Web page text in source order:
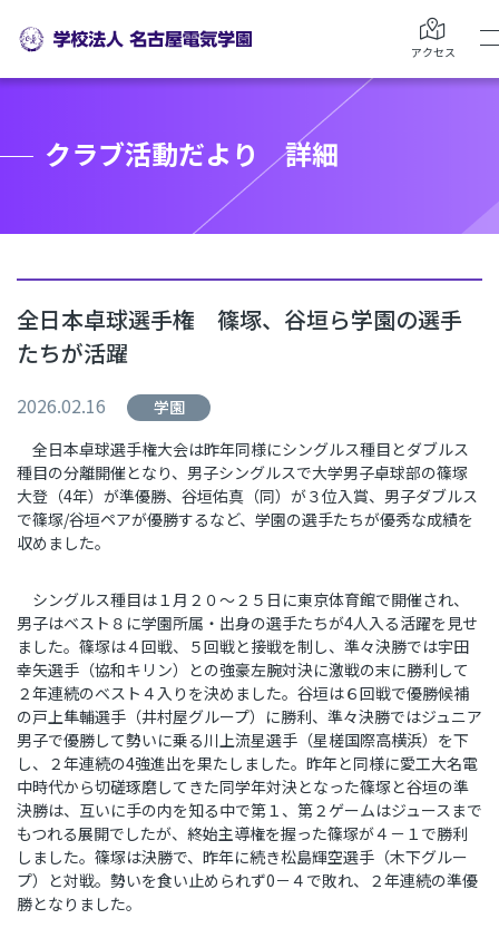
アクセス
クラブ活動だより 詳細
全日本卓球選手権 篠塚、谷垣ら学園の選手
たちが活躍
2026.02.16
学園
全日本卓球選手権大会は昨年同様にシングルス種目とダブルス
種目の分離開催となり、男子シングルスで大学男子卓球部の篠塚
大登（4年）が準優勝、谷垣佑真（同）が３位入賞、男子ダブルス
で篠塚/谷垣ペアが優勝するなど、学園の選手たちが優秀な成績を
収めました。
シングルス種目は１月２０〜２５日に東京体育館で開催され、
男子はベスト８に学園所属・出身の選手たちが4人入る活躍を見せ
ました。篠塚は４回戦、５回戦と接戦を制し、準々決勝では宇田
幸矢選手（協和キリン）との強豪左腕対決に激戦の末に勝利して
２年連続のベスト４入りを決めました。谷垣は６回戦で優勝候補
の戸上隼輔選手（井村屋グループ）に勝利、準々決勝ではジュニア
男子で優勝して勢いに乗る川上流星選手（星槎国際高横浜）を下
し、２年連続の4強進出を果たしました。 昨年と同様に愛工大名電
中時代から切磋琢磨してきた同学年対決となった篠塚と谷垣の準
決勝は、互いに手の内を知る中で第１、第２ゲームはジュースまで
もつれる展開でしたが、終始主導権を握った篠塚が４－１で勝利
しました。篠塚は決勝で、昨年に続き松島輝空選手（木下グルー
プ）と対戦。勢いを食い止められず0－４で敗れ、２年連続の準優
勝となりました。